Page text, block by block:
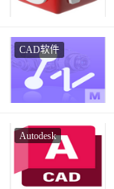
CAD软件
Autodesk